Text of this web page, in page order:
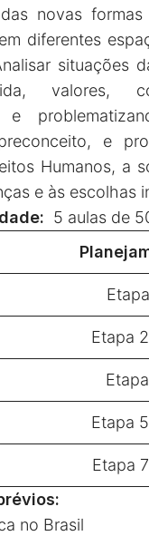
novas
diferentes
situações
valores,
e
e
Humanos, a
e às escolhas
5 aulas de
Etapa
Etapa
Etapa
no Brasil